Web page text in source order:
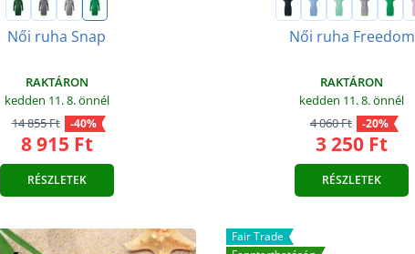
Női ruha Snap
RAKTÁRON
kedden 11. 8.önnél
14 855 Ft
-40%
8 915 Ft
RÉSZLETEK
Női ruha Freedom
RAKTÁRON
kedden 11. 8.önnél
4 060 Ft
-20%
3 250 Ft
RÉSZLETEK
Fair Trade